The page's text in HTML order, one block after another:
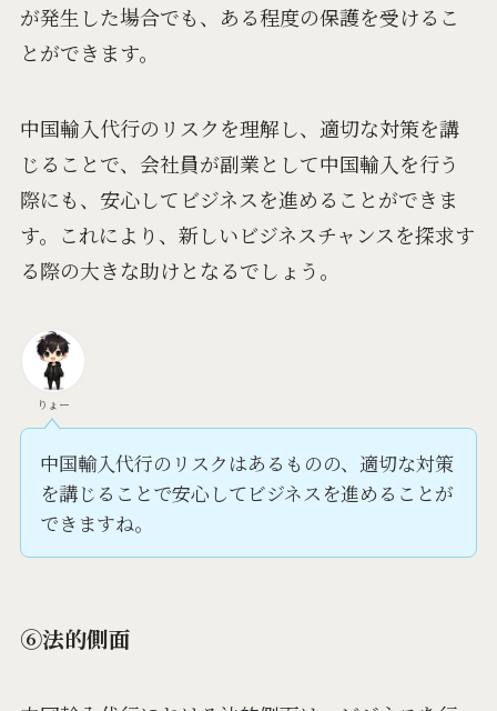
が発生した場合でも、ある程度の保護を受けるこ
とができます。
中国輸入代行のリスクを理解し、適切な対策を講
じることで、会社員が副業として中国輸入を行う
際にも、安心してビジネスを進めることができま
す。これにより、新しいビジネスチャンスを探求す
る際の大きな助けとなるでしょう。
りょー
中国輸入代行のリスクはあるものの、適切な対策
を講じることで安心してビジネスを進めることが
できますね。
⑥法的側面